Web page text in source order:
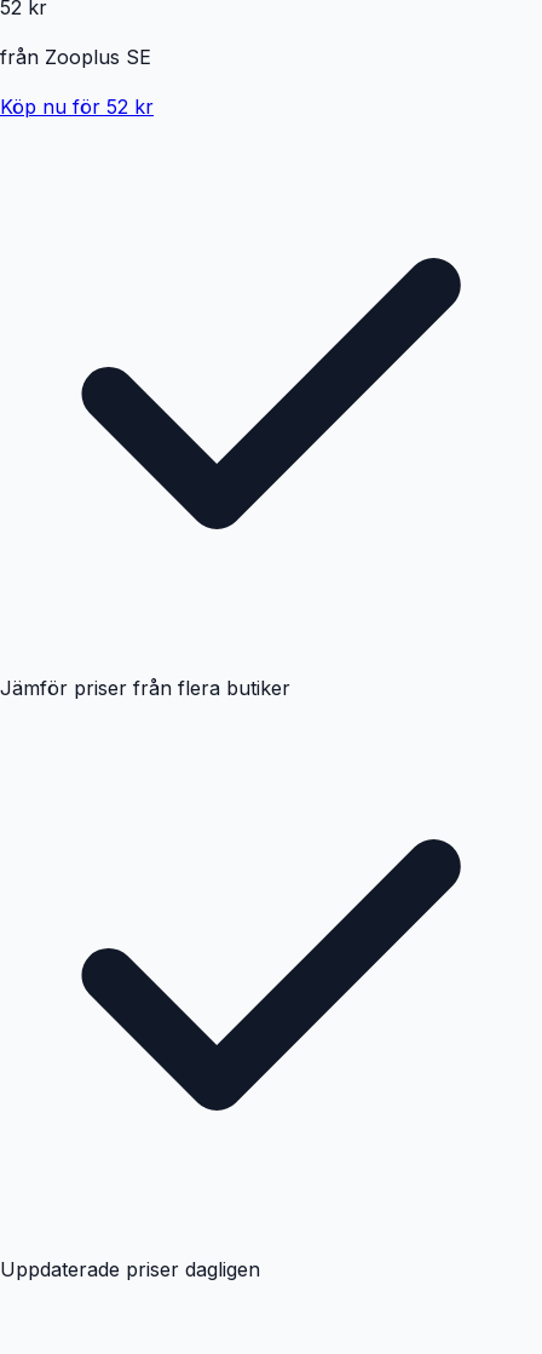
52 kr
från Zooplus SE
Köp nu för 52 kr
Jämför priser från flera butiker
Uppdaterade priser dagligen